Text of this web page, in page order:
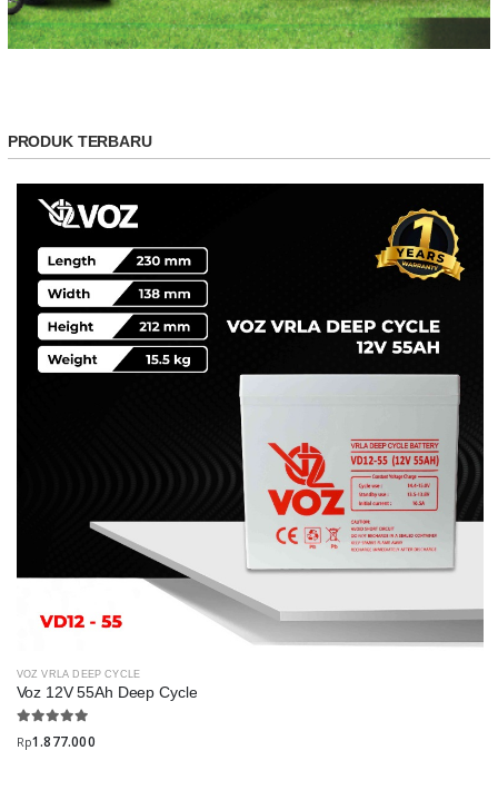
PRODUK TERBARU
VOZ VRLA DEEP CYCLE
Voz 12V 55Ah Deep Cycle
Rp1.877.000